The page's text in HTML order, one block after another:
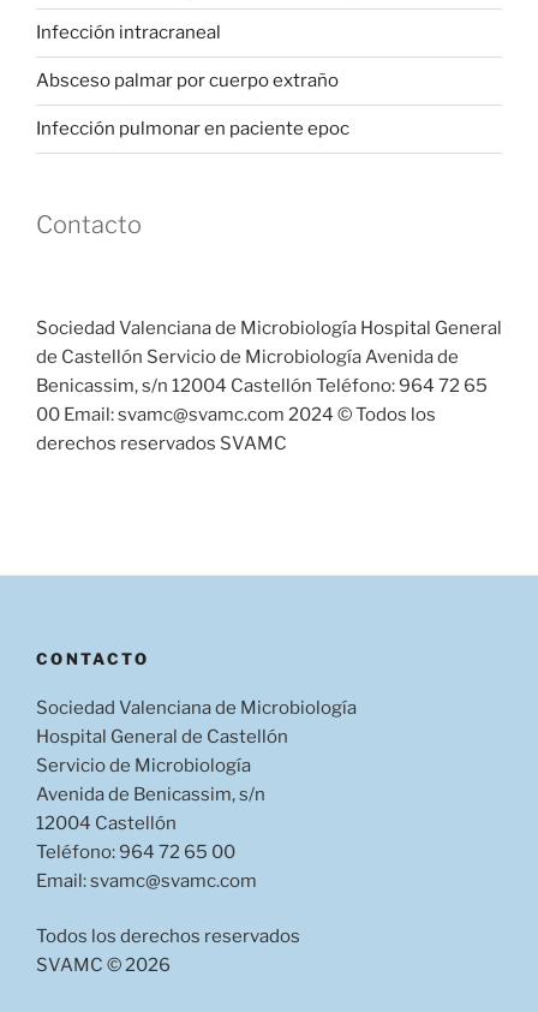
Infección intracraneal
Absceso palmar por cuerpo extraño
Infección pulmonar en paciente epoc
Contacto
Sociedad Valenciana de Microbiología Hospital General
de Castellón Servicio de Microbiología Avenida de
Benicassim, s/n 12004 Castellón Teléfono: 964 72 65
00 Email: svamc@svamc.com 2024 © Todos los
derechos reservados SVAMC
CONTACTO
Sociedad Valenciana de Microbiología
Hospital General de Castellón
Servicio de Microbiología
Avenida de Benicassim, s/n
12004 Castellón
Teléfono: 964 72 65 00
Email: svamc@svamc.com
Todos los derechos reservados
SVAMC © 2026